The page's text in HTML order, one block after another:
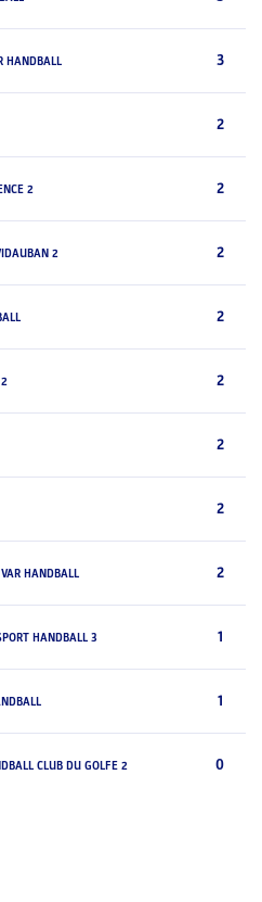
HANDBALL 3
2
2 2
2 2
2
2
2
2
HANDBALL 2
HANDBALL 3 1
1
CLUB DU GOLFE 2 0